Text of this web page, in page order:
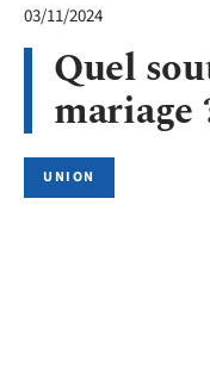
03/11/2024
Quel
mariage
UNION